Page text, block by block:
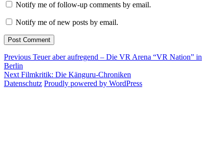
Notify me of follow-up comments by email.
Notify me of new posts by email.
Post
navigation
Previous Previous
Teuer aber aufregend – Die VR Arena “VR Nation” in
Berlin
Next Next
post:
Filmkritik: Die Känguru-Chroniken
Datenschutz Proudly powered by WordPress